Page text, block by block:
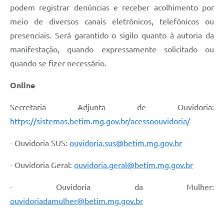
podem registrar denúncias e receber acolhimento por
meio de diversos canais eletrônicos, telefônicos ou
presenciais. Será garantido o sigilo quanto à autoria da
manifestação, quando expressamente solicitado ou
quando se fizer necessário.
Online
Secretaria Adjunta de Ouvidoria:
https://sistemas.betim.mg.gov.br/acessoouvidoria/
- Ouvidoria SUS: ouvidoria.sus@betim.mg.gov.br
- Ouvidoria Geral: ouvidoria.geral@betim.mg.gov.br
- Ouvidoria da Mulher:
ouvidoriadamulher@betim.mg.gov.br